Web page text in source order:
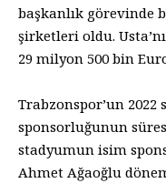
başkanlık görevinde
şirketleri oldu.
29 milyon 500 bin
Trabzonspor’un
sponsorluğunun
stadyumun isim
Ahmet Ağaoğlu